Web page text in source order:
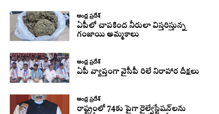
ఆంధ్ర ప్రదేశ్
ఏపీలో చాపకింద నీరులా విస్తరిస్తున్న
గంజాయి అమ్మకాలు
ఆంధ్ర ప్రదేశ్
ఏపీ వ్యాప్తంగా వైసీపీ రిలే నిరాహార దీక్షలు
ఆంధ్ర ప్రదేశ్
రాష్ట్రంలో 74కు పైగా రైల్వేస్టేషన్‌లను